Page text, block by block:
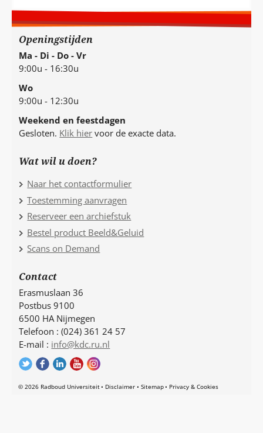
Openingstijden
Ma - Di - Do - Vr
9:00u - 16:30u
Wo
9:00u - 12:30u
Weekend en feestdagen
Gesloten. Klik hier voor de exacte data.
Wat wil u doen?
Naar het contactformulier
Toestemming aanvragen
Reserveer een archiefstuk
Bestel product Beeld&Geluid
Scans on Demand
Contact
Erasmuslaan 36
Postbus 9100
6500 HA Nijmegen
Telefoon : (024) 361 24 57
E-mail : info@kdc.ru.nl
© 2026 Radboud Universiteit Disclaimer Sitemap Privacy & Cookies